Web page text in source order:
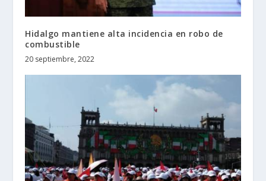
Hidalgo mantiene alta incidencia en robo de
combustible
20 septiembre, 2022